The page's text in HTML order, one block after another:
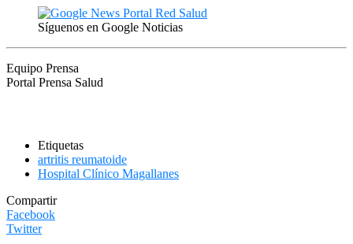
Síguenos en Google Noticias
Equipo Prensa
Portal Prensa Salud
Etiquetas
artritis reumatoide
Hospital Clínico Magallanes
Compartir
Facebook
Twitter